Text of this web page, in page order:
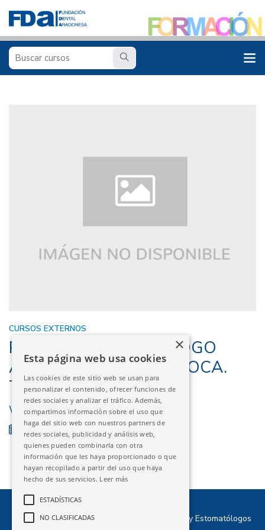
CURSOS EXTERNOS
PAPEL DEL ODONTÓLOGO
ANTE EL CÁNCER DE BOCA.
TEORÍA Y REALIDAD
WEBINAR
14/12/2023
©2026 Ilustre Colegio Oficial de Odontólogos y Estomatólogos
Esta página web usa cookies
Las cookies de este sitio web se usan para
personalizar el contenido, ofrecer funciones de
redes sociales y analizar el tráfico. Además,
compartimos información sobre el uso que
haga del sitio web con nuestros partners de
redes sociales, publicidad y análisis web,
quienes pueden combinarla con otra
información que les haya proporcionado o que
hayan recopilado a partir del uso que haya
hecho de sus servicios. Leer más
ESTADÍSTICAS
NO CLASIFICADAS
×